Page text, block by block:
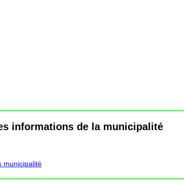
informations de la municipalité
municipalité